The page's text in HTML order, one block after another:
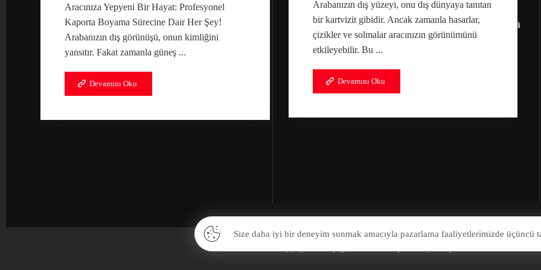
Aracınıza Yepyeni Bir Hayat: Profesyonel
Kaporta Boyama Sürecine Dair Her Şey!
Arabanızın dış görünüşü, onun kimliğini
yansıtır. Fakat zamanla güneş ...
Devamını Oku
Arabanızın dış yüzeyi, onu dış dünyaya tanıtan
bir kartvizit gibidir. Ancak zamanla hasarlar,
çizikler ve solmalar aracınızın görünümünü
etkileyebilir. Bu ...
Devamını Oku
İLETİŞİM
+90 533 382 81 90
Adres:
Bahçekapı, 2549. Sk. Etimesgut/Ankara
Size daha iyi bir deneyim sunmak amacıyla pazarlama faaliyetlerimizde üçüncü